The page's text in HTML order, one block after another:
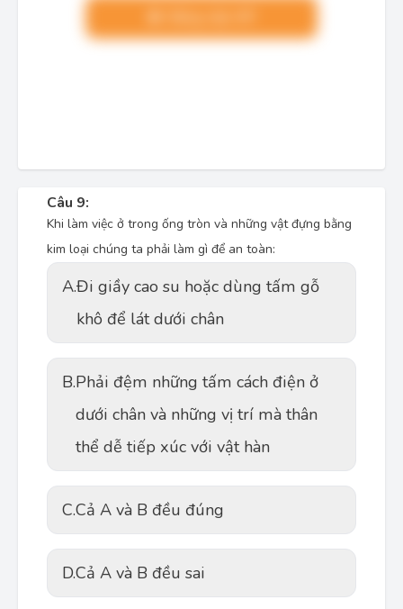
Câu 9:
Khi làm việc ở trong ống tròn và những vật đựng bằng
kim loại chúng ta phải làm gì để an toàn:
A.Đi giầy cao su hoặc dùng tấm gỗ
khô để lát dưới chân
B.Phải đệm những tấm cách điện ở
dưới chân và những vị trí mà thân
thể dễ tiếp xúc với vật hàn
C.Cả A và B đều đúng
D.Cả A và B đều sai